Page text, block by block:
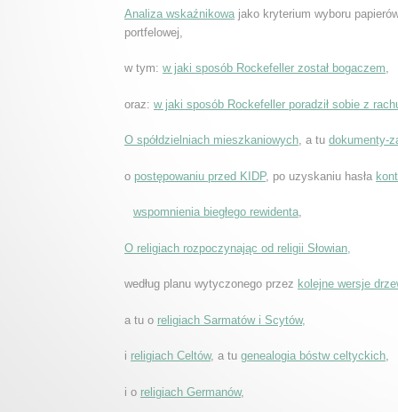
Analiza wskaźnikowa jako kryterium wyboru
portfelowej,
w tym: w jaki sposób Rockefeller został bogaczem,
oraz: w jaki sposób Rockefeller poradził sobie z
O spółdzielniach mieszkaniowych, a tu dokumenty-
o postępowaniu przed KIDP, po uzyskaniu hasła
wspomnienia biegłego rewidenta,
O religiach rozpoczynając od religii Słowian,
według planu wytyczonego przez kolejne wersje
a tu o religiach Sarmatów i Scytów,
i religiach Celtów, a tu genealogia bóstw celtyckich,
i o religiach Germanów,